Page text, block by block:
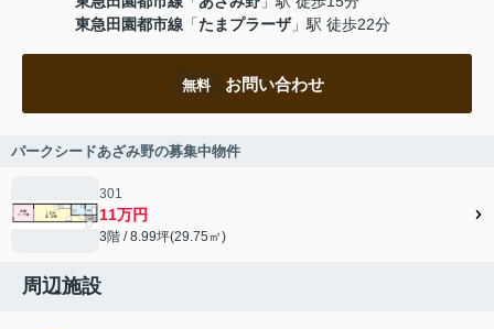
東急田園都市線 「たまプラーザ」駅 徒歩22分
無料 お問い合わせ
パークシードあざみ野の募集中物件
301
11万円
3階 / 8.99坪(29.75㎡)
周辺施設